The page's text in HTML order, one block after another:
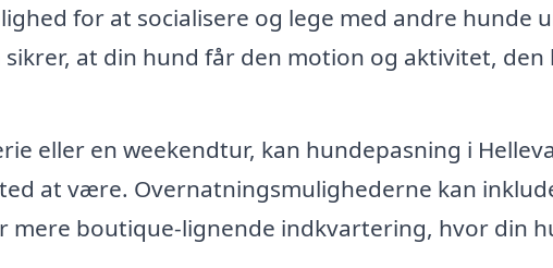
for at socialisere og lege med andre hunde
at din hund får den motion og aktivitet, den
eller en weekendtur, kan hundepasning i
at være. Overnatningsmulighederne kan
mere boutique-lignende indkvartering, hvor din